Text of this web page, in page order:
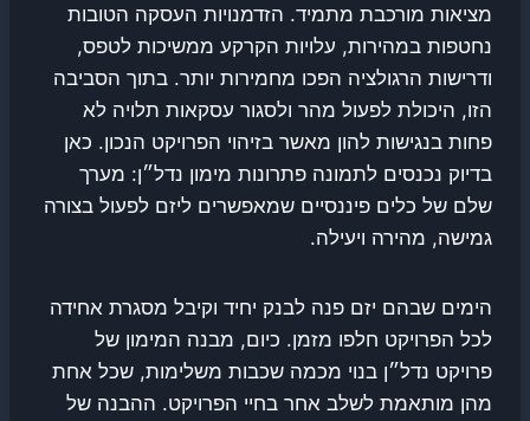
מציאות מורכבת מתמיד. הזדמנויות העסקה הטובות
נחטפות במהירות, עלויות הקרקע ממשיכות לטפס,
ודרישות הרגולציה הפכו מחמירות יותר. בתוך הסביבה
הזו, היכולת לפעול מהר ולסגור עסקאות תלויה לא
פחות בנגישות להון מאשר בזיהוי הפרויקט הנכון. כאן
בדיוק נכנסים לתמונה פתרונות מימון נדל״ן: מערך
שלם של כלים פיננסיים שמאפשרים ליזם לפעול בצורה
גמישה, מהירה ויעילה.
הימים שבהם יזם פנה לבנק יחיד וקיבל מסגרת אחידה
לכל הפרויקט חלפו מזמן. כיום, מבנה המימון של
פרויקט נדל״ן בנוי מכמה שכבות משלימות, שכל אחת
מהן מותאמת לשלב אחר בחיי הפרויקט. ההבנה של